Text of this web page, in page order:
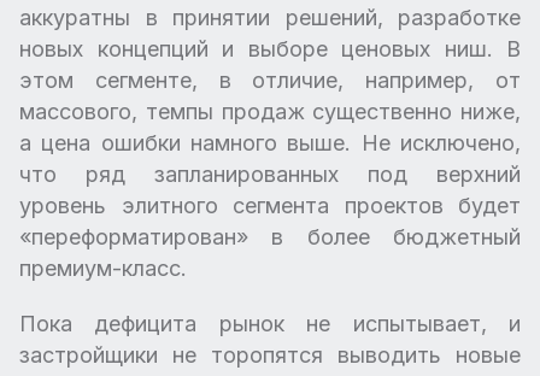
аккуратны в принятии решений, разработке
новых концепций и выборе ценовых ниш. В
этом сегменте, в отличие, например, от
массового, темпы продаж существенно ниже,
а цена ошибки намного выше. Не исключено,
что ряд запланированных под верхний
уровень элитного сегмента проектов будет
«переформатирован» в более бюджетный
премиум-класс.
Пока дефицита рынок не испытывает, и
застройщики не торопятся выводить новые